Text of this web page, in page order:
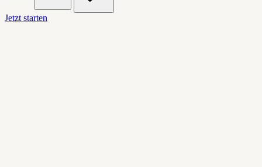
Jetzt starten